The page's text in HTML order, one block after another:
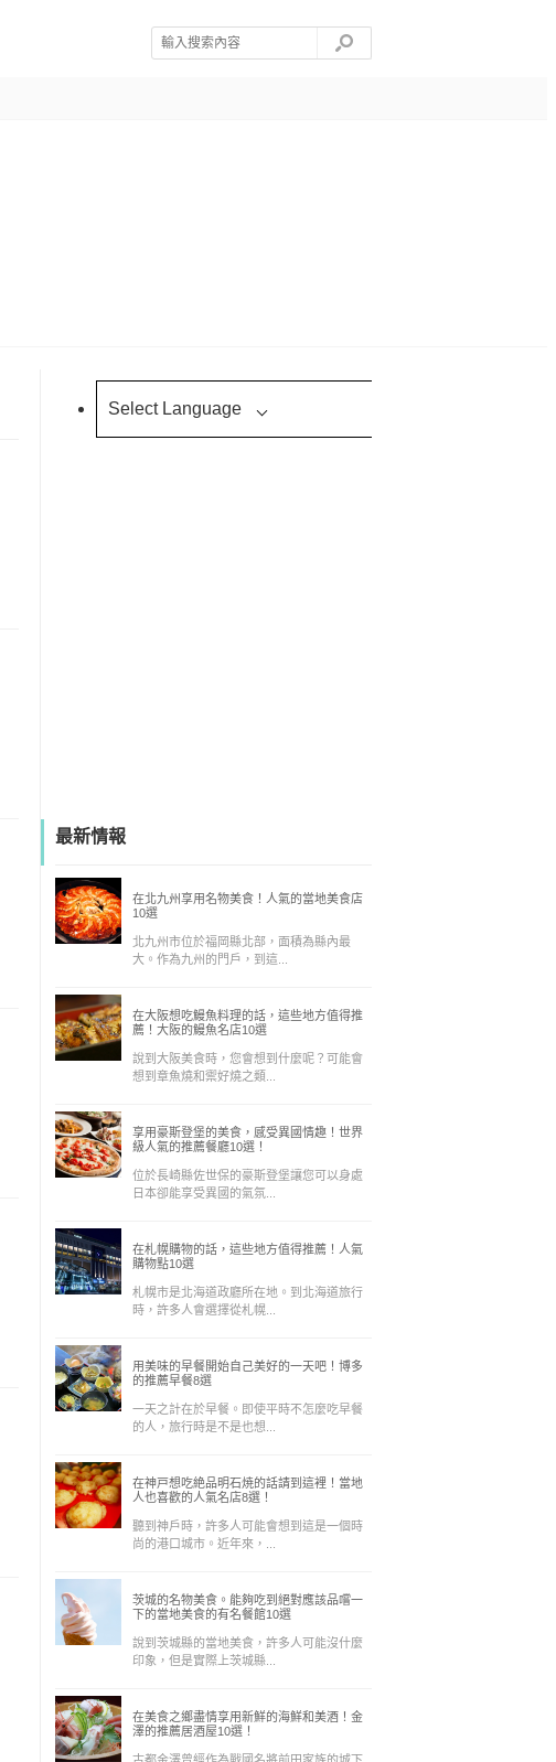
Select Language
最新情報
在北九州享用名物美食！人氣的當地美食店
10選
北九州市位於福岡縣北部，面積為縣內最
大。作為九州的門戶，到這...
在大阪想吃鰻魚料理的話，這些地方值得推
薦！大阪的鰻魚名店10選
說到大阪美食時，您會想到什麼呢？可能會
想到章魚燒和禦好燒之類...
享用豪斯登堡的美食，感受異國情趣！世界
級人氣的推薦餐廳10選！
位於長崎縣佐世保的豪斯登堡讓您可以身處
日本卻能享受異國的氣氛...
在札幌購物的話，這些地方值得推薦！人氣
購物點10選
札幌市是北海道政廳所在地。到北海道旅行
時，許多人會選擇從札幌...
用美味的早餐開始自己美好的一天吧！博多
的推薦早餐8選
一天之計在於早餐。即使平時不怎麼吃早餐
的人，旅行時是不是也想...
在神戸想吃絶品明石焼的話請到這裡！當地
人也喜歡的人氣名店8選！
聽到神戶時，許多人可能會想到這是一個時
尚的港口城市。近年來，...
茨城的名物美食。能夠吃到絕對應該品嚐一
下的當地美食的有名餐館10選
說到茨城縣的當地美食，許多人可能沒什麼
印象，但是實際上茨城縣...
在美食之鄉盡情享用新鮮的海鮮和美酒！金
澤的推薦居酒屋10選！